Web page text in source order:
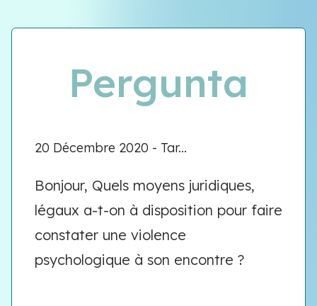
Pergunta
20 Décembre 2020 - Tar...
Bonjour, Quels moyens juridiques,
légaux a-t-on à disposition pour faire
constater une violence
psychologique à son encontre ?